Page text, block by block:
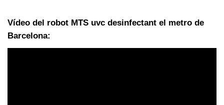
Vídeo del robot MTS uvc desinfectant el metro de
Barcelona: